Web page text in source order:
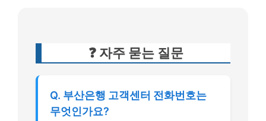
❓ 자주 묻는 질문
Q. 부산은행 고객센터 전화번호는
무엇인가요?